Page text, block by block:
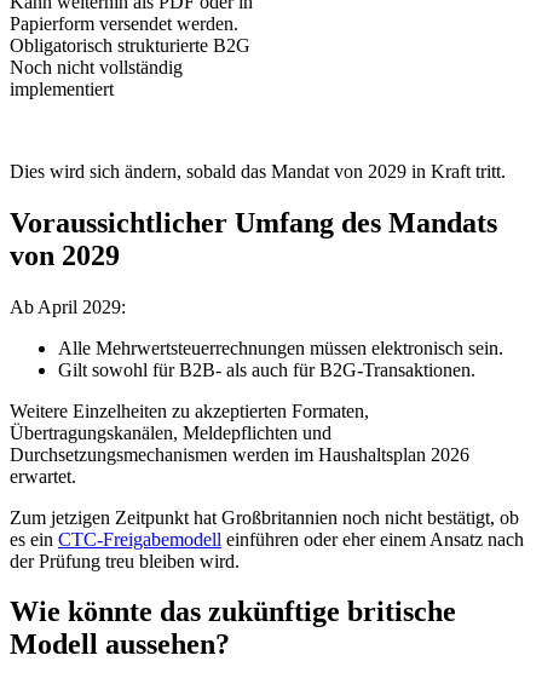
Papierform versendet werden.
Obligatorisch strukturierte B2G
Noch nicht vollständig
implementiert
Dies wird sich ändern, sobald das Mandat von 2029 in Kraft tritt.
Voraussichtlicher Umfang des Mandats
von 2029
Ab April 2029:
Alle Mehrwertsteuerrechnungen müssen elektronisch sein.
Gilt sowohl für B2B- als auch für B2G-Transaktionen.
Weitere Einzelheiten zu akzeptierten Formaten,
Übertragungskanälen, Meldepflichten und
Durchsetzungsmechanismen werden im Haushaltsplan 2026
erwartet.
Zum jetzigen Zeitpunkt hat Großbritannien noch nicht bestätigt, ob
es ein CTC-Freigabemodell einführen oder eher einem Ansatz nach
der Prüfung treu bleiben wird.
Wie könnte das zukünftige britische
Modell aussehen?